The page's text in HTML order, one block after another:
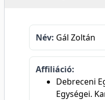
Név: Gál Zoltán
Affiliáció:
Debreceni
Egységei.